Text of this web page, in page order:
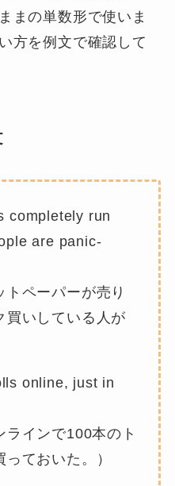
まの単数形で使いま
方を例文で確認して
completely run
are panic-
トペーパーが売り
買いしている人が
online, just in
ラインで100本のト
ておいた。）